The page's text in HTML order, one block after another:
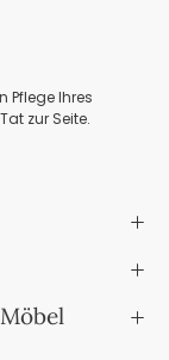
Pflege Ihres
zur Seite.